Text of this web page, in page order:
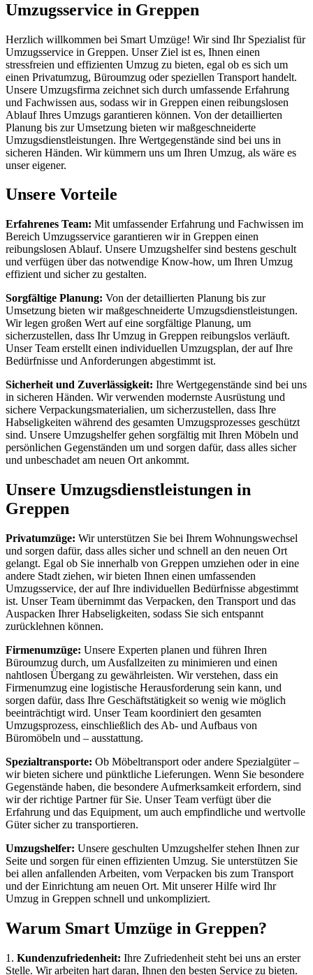
Umzugsservice in Greppen
Herzlich willkommen bei Smart Umzüge! Wir sind Ihr Spezialist für
Umzugsservice in Greppen. Unser Ziel ist es, Ihnen einen
stressfreien und effizienten Umzug zu bieten, egal ob es sich um
einen Privatumzug, Büroumzug oder speziellen Transport handelt.
Unsere Umzugsfirma zeichnet sich durch umfassende Erfahrung
und Fachwissen aus, sodass wir in Greppen einen reibungslosen
Ablauf Ihres Umzugs garantieren können. Von der detaillierten
Planung bis zur Umsetzung bieten wir maßgeschneiderte
Umzugsdienstleistungen. Ihre Wertgegenstände sind bei uns in
sicheren Händen. Wir kümmern uns um Ihren Umzug, als wäre es
unser eigener.
Unsere Vorteile
Erfahrenes Team: Mit umfassender Erfahrung und Fachwissen im
Bereich Umzugsservice garantieren wir in Greppen einen
reibungslosen Ablauf. Unsere Umzugshelfer sind bestens geschult
und verfügen über das notwendige Know-how, um Ihren Umzug
effizient und sicher zu gestalten.
Sorgfältige Planung: Von der detaillierten Planung bis zur
Umsetzung bieten wir maßgeschneiderte Umzugsdienstleistungen.
Wir legen großen Wert auf eine sorgfältige Planung, um
sicherzustellen, dass Ihr Umzug in Greppen reibungslos verläuft.
Unser Team erstellt einen individuellen Umzugsplan, der auf Ihre
Bedürfnisse und Anforderungen abgestimmt ist.
Sicherheit und Zuverlässigkeit: Ihre Wertgegenstände sind bei uns
in sicheren Händen. Wir verwenden modernste Ausrüstung und
sichere Verpackungsmaterialien, um sicherzustellen, dass Ihre
Habseligkeiten während des gesamten Umzugsprozesses geschützt
sind. Unsere Umzugshelfer gehen sorgfältig mit Ihren Möbeln und
persönlichen Gegenständen um und sorgen dafür, dass alles sicher
und unbeschadet am neuen Ort ankommt.
Unsere Umzugsdienstleistungen in
Greppen
Privatumzüge: Wir unterstützen Sie bei Ihrem Wohnungswechsel
und sorgen dafür, dass alles sicher und schnell an den neuen Ort
gelangt. Egal ob Sie innerhalb von Greppen umziehen oder in eine
andere Stadt ziehen, wir bieten Ihnen einen umfassenden
Umzugsservice, der auf Ihre individuellen Bedürfnisse abgestimmt
ist. Unser Team übernimmt das Verpacken, den Transport und das
Auspacken Ihrer Habseligkeiten, sodass Sie sich entspannt
zurücklehnen können.
Firmenumzüge: Unsere Experten planen und führen Ihren
Büroumzug durch, um Ausfallzeiten zu minimieren und einen
nahtlosen Übergang zu gewährleisten. Wir verstehen, dass ein
Firmenumzug eine logistische Herausforderung sein kann, und
sorgen dafür, dass Ihre Geschäftstätigkeit so wenig wie möglich
beeinträchtigt wird. Unser Team koordiniert den gesamten
Umzugsprozess, einschließlich des Ab- und Aufbaus von
Büromöbeln und – ausstattung.
Spezialtransporte: Ob Möbeltransport oder andere Spezialgüter –
wir bieten sichere und pünktliche Lieferungen. Wenn Sie besondere
Gegenstände haben, die besondere Aufmerksamkeit erfordern, sind
wir der richtige Partner für Sie. Unser Team verfügt über die
Erfahrung und das Equipment, um auch empfindliche und wertvolle
Güter sicher zu transportieren.
Umzugshelfer: Unsere geschulten Umzugshelfer stehen Ihnen zur
Seite und sorgen für einen effizienten Umzug. Sie unterstützen Sie
bei allen anfallenden Arbeiten, vom Verpacken bis zum Transport
und der Einrichtung am neuen Ort. Mit unserer Hilfe wird Ihr
Umzug in Greppen schnell und unkompliziert.
Warum Smart Umzüge in Greppen?
1. Kundenzufriedenheit: Ihre Zufriedenheit steht bei uns an erster
Stelle. Wir arbeiten hart daran, Ihnen den besten Service zu bieten.